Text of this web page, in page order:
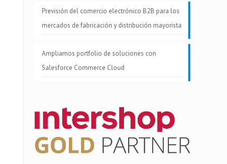
Previsión del comercio electrónico B2B para los
mercados de fabricación y distribución mayorista
Ampliamos portfolio de soluciones con
Salesforce Commerce Cloud